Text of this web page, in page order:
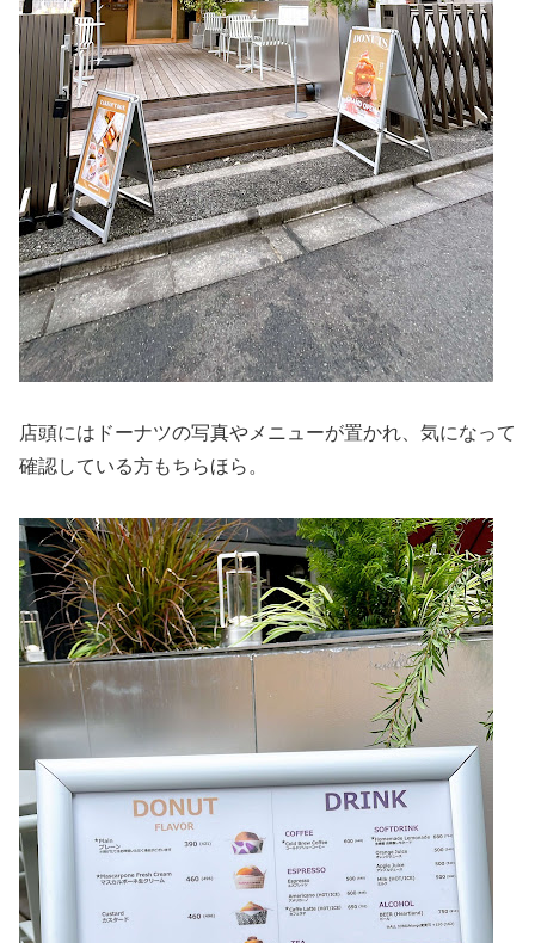
店頭にはドーナツの写真やメニューが置かれ、気になって
確認している方もちらほら。